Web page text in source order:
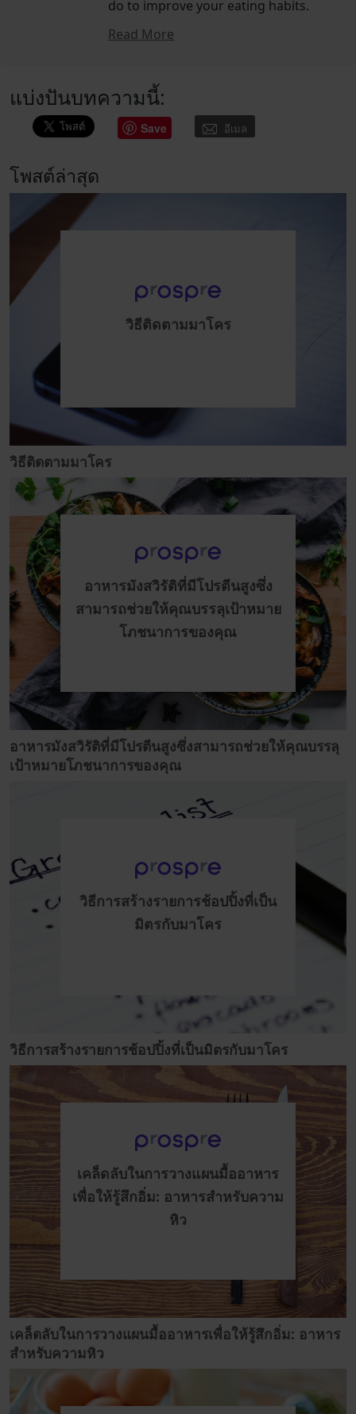
do to improve your eating habits.
Read More
แบ่งปันบทความนี้:
Save อีเมล
โพสต์ล่าสุด
วิธีติดตามมาโคร
วิธีติดตามมาโคร
อาหารมังสวิรัติที่มีโปรตีนสูงซึ่ง
สามารถช่วยให้คุณบรรลุเป้าหมาย
โภชนาการของคุณ
อาหารมังสวิรัติที่มีโปรตีนสูงซึ่งสามารถช่วยให้คุณบรรลุ
เป้าหมายโภชนาการของคุณ
วิธีการสร้างรายการช้อปปิ้งที่เป็น
มิตรกับมาโคร
วิธีการสร้างรายการช้อปปิ้งที่เป็นมิตรกับมาโคร
เคล็ดลับในการวางแผนมื้ออาหาร
เพื่อให้รู้สึกอิ่ม: อาหารสำหรับความ
หิว
เคล็ดลับในการวางแผนมื้ออาหารเพื่อให้รู้สึกอิ่ม: อาหาร
สำหรับความหิว